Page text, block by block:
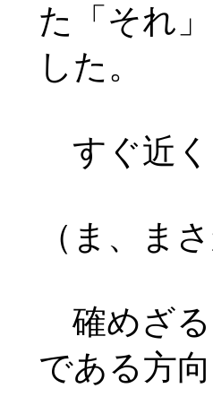
た「それ
した。
すぐ近く
（ま、ま
確めざる
である方